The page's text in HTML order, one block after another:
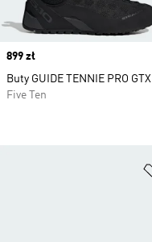
Price
899 zł
Buty GUIDE TENNIE PRO GTX
Five Ten